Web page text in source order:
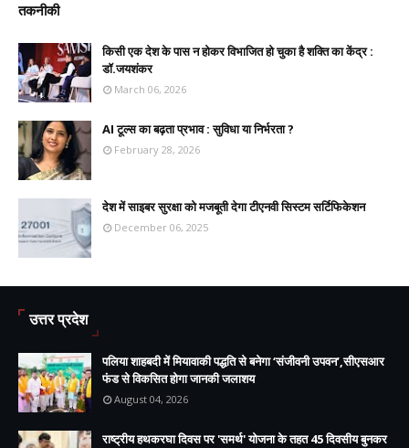
तकनीकी
किसी एक देश के पास न होकर विभाजित हो चुका है शक्ति का केंद्र :
डॉ.जयशंकर
March 06, 2026
AI टूल्स का बढ़ता प्रभाव : सुविधा या निर्भरता ?
February 28, 2026
देश में साइबर सुरक्षा को मजबूती देगा टीएनवी सिस्टम सर्टिफिकेशन
December 06, 2025
उत्तर प्रदेश
पलिया शाहबदी में मियावाकी पद्धति से बनेगा ‘संजीवनी उपवन’,सीएसआर
फंड से विकसित होगा जानकी जलाशय
August 04, 2026
राष्ट्रीय हथकरघा दिवस पर 'समर्थ' योजना के तहत 45 दिवसीय बुनकर